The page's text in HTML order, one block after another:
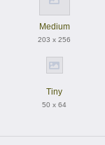
Medium
203 x 256
Tiny
50 x 64